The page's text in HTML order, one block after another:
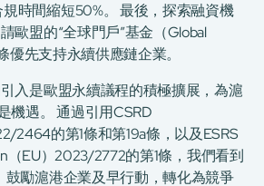
時間縮短50%。 最後，探索融資機
歐盟的“全球門戶”基金（Global
優先支持永續供應鏈企業。
入是歐盟永續議程的積極擴展，為滬
機遇。 通過引用CSRD
2464的第1條和第19a條，以及ESRS
（EU）2023/2772的第1條，我們看到
鼓勵滬港企業及早行動，轉化為競爭